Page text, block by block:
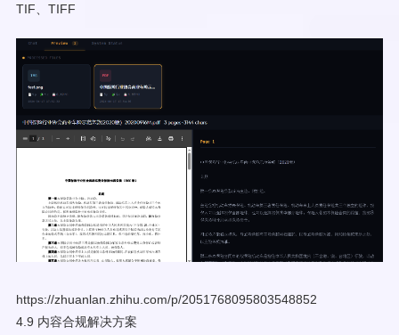
TIF、TIFF
https://zhuanlan.zhihu.com/p/2051768095803548852
4.9 内容合规解决方案